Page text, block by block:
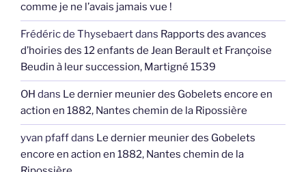
comme je ne l’avais jamais vue !
Frédéric de Thysebaertdans Rapports des avances
d’hoiries des 12 enfants de Jean Berault et Françoise
Beudin à leur succession, Martigné 1539
OH dans Le dernier meunier des Gobelets encore en
action en 1882, Nantes chemin de la Ripossière
yvan pfaffdans Le dernier meunier des Gobelets
encore en action en 1882, Nantes chemin de la